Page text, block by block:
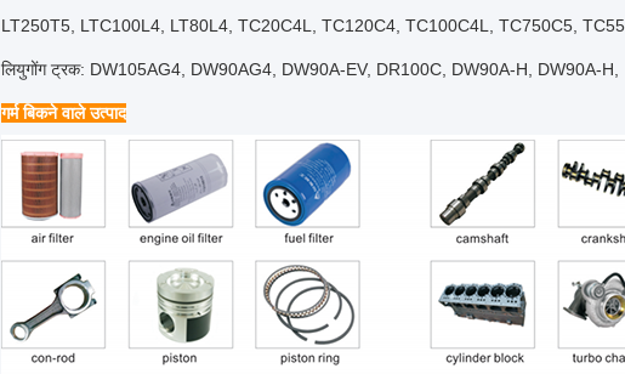
LT250T5, LTC100L4, LT80L4, TC20C4L, TC120C4, TC100C4L, TC750C5,
लियुगोंग ट्रक: DW105AG4, DW90AG4, DW90A-EV, DR100C, DW90A-H, DW90A-
गर्म बिकने वाले उत्पाद